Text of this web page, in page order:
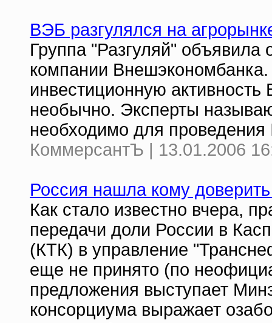
ВЭБ разгулялся на
Группа "Разгуляй" объявила
компании
инвестиционную
необычно. Эксперты
необходимо для проведения
КоммерсантЪ | 13.01.2006
Россия нашла кому
Как стало известно вчера,
передачи доли России в
(КТК) в управление
еще не принято (по
предложения выступает
консорциума выражает